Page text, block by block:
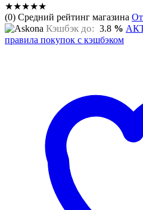
★★★★★
(0) Средний рейтинг магазина
Кэшбэк до: 3.8 %
правила покупок с кэшбэком